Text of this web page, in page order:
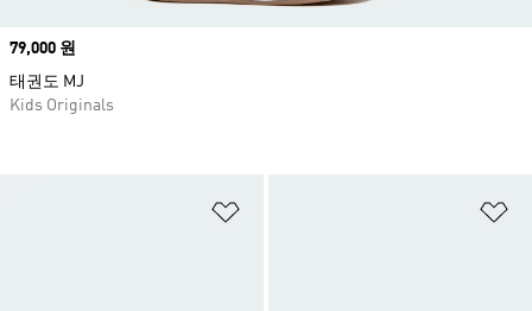
Price
79,000 원
태권도 MJ
Kids Originals